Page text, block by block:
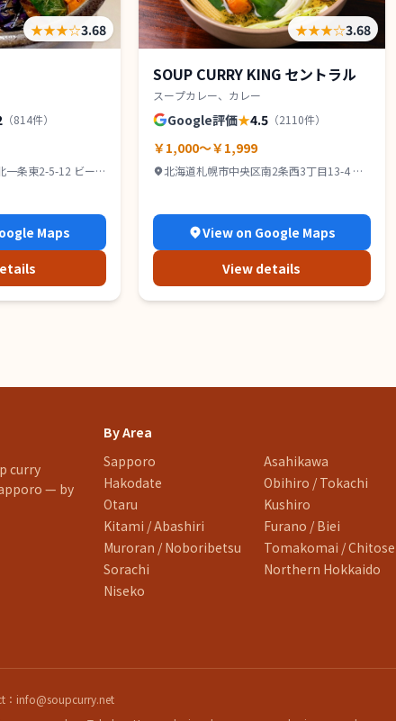
★★★☆3.68
（814件）
一条東2-5-12 ビー
Maps
★★★☆3.68
SOUP CURRY KING セントラル
スープカレー、カレー
Google評価★4.5（2110件）
￥1,000～￥1,999
北海道札幌市中央区南2条西3丁目13-4 カ
View on Google Maps
View details
curry
— by
By Area
Sapporo
Asahikawa
Hakodate
Obihiro / Tokachi
Otaru
Kushiro
Kitami / Abashiri
Furano / Biei
Muroran / Noboribetsu
Tomakomai / Chitose
Sorachi
Northern Hokkaido
Niseko
：info@soupcurry.net